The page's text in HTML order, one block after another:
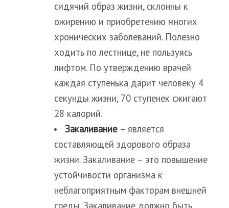
сидячий образ жизни, склонны к
ожирению и приобретению многих
хронических заболеваний. Полезно
ходить по лестнице, не пользуясь
лифтом. По утверждению врачей
каждая ступенька дарит человеку 4
секунды жизни, 70 ступенек сжигают
28 калорий.
Закаливание – является
составляющей здорового образа
жизни. Закаливание – это повышение
устойчивости организма к
неблагоприятным факторам внешней
среды. Закаливание должно быть